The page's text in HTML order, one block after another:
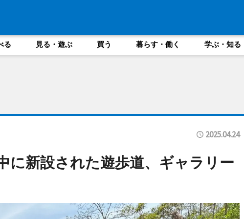
る 見る・遊ぶ 買う 暮らす・働く 学ぶ・知る
2025.04.24
に新設された遊歩道、ギャラリー